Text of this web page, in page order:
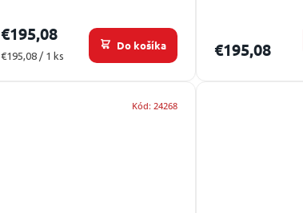
€195,08
Jednotková
€195,08 / 1 ks
Do košíka €195,08
Kód: 24268